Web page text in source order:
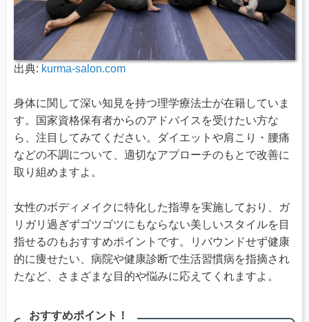
出典: kurma-salon.com
身体に関して深い知見を持つ理学療法士が在籍していま
す。国家資格保有者からのアドバイスを受けたい方な
ら、注目してみてください。ダイエットや肩こり・腰痛
などの不調について、適切なアプローチのもとで改善に
取り組めますよ。
女性のボディメイクに特化した指導を実施しており、ガ
リガリ過ぎずゴツゴツにもならない美しいスタイルを目
指せるのもおすすめポイントです。リバウンドせず健康
的に痩せたい、病院や健康診断で生活習慣病を指摘され
たなど、さまざまな目的や悩みに応えてくれますよ。
おすすめポイント！